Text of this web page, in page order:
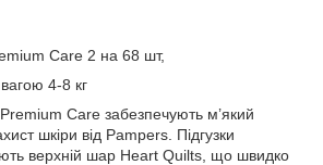
Care 2 на 68 шт,
4-8 кг
Care забезпечують м’який
шкіри від Pampers. Підгузки
верхній шар Heart Quilts, що швидко